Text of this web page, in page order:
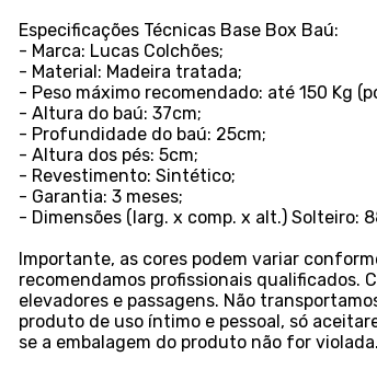
Especificações Técnicas Base Box Baú:
- Marca: Lucas Colchões;
- Material: Madeira tratada;
- Peso máximo recomendado: até 150 Kg
- Altura do baú: 37cm;
- Profundidade do baú: 25cm;
- Altura dos pés: 5cm;
- Revestimento: Sintético;
- Garantia: 3 meses;
- Dimensões (larg. x comp. x alt.) Solteiro:
Importante, as cores podem variar
recomendamos profissionais qualificados.
elevadores e passagens. Não
produto de uso íntimo e pessoal, só
se a embalagem do produto não for violada.